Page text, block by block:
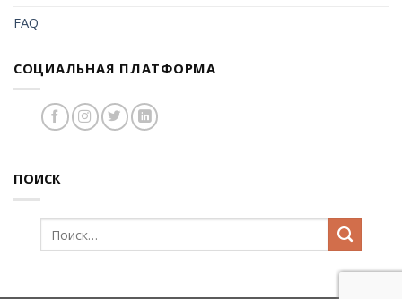
FAQ
СОЦИАЛЬНАЯ ПЛАТФОРМА
ПОИСК